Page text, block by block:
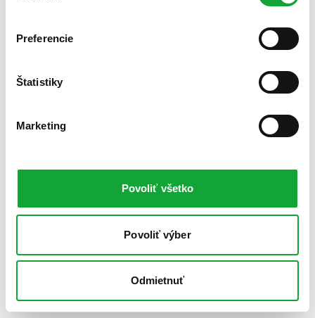
Preferencie
Štatistiky
Marketing
Povoliť všetko
Povoliť výber
Odmietnuť